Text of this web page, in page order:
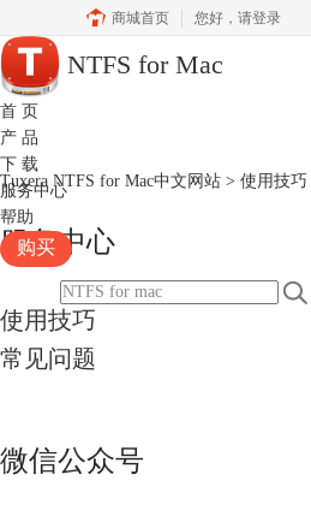
商城首页 您好， 请登录
NTFS for Mac
首 页
产 品
下 载
服务中心
帮助
购买
Tuxera NTFS for Mac中文网站 > 使用技巧
服务中心
使用技巧
常见问题
微信公众号